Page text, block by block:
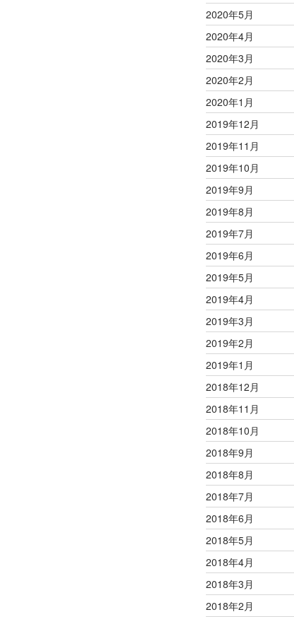
2020年5月
2020年4月
2020年3月
2020年2月
2020年1月
2019年12月
2019年11月
2019年10月
2019年9月
2019年8月
2019年7月
2019年6月
2019年5月
2019年4月
2019年3月
2019年2月
2019年1月
2018年12月
2018年11月
2018年10月
2018年9月
2018年8月
2018年7月
2018年6月
2018年5月
2018年4月
2018年3月
2018年2月